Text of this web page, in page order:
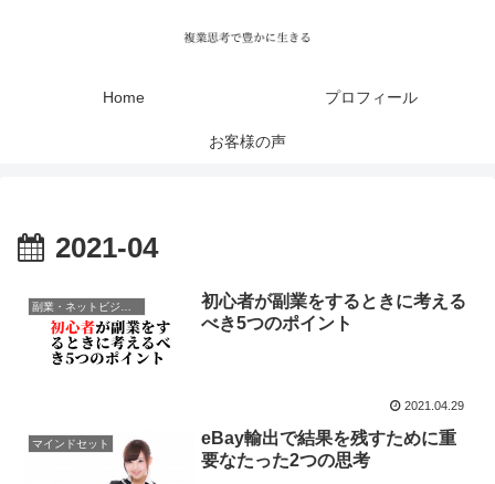
Home プロフィール
お客様の声
2021-04
初心者が副業をするときに考える
べき5つのポイント
2021.04.29
マインドセット
eBay輸出で結果を残すために重
要なたった2つの思考